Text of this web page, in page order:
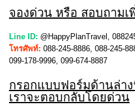
จองด่วน หรือ สอบถามเ
Line ID: @HappyPlanTravel,
โทรศัพท์: 088-245-8886, 088-245-
099-178-9996, 099-674-8887
กรอกแบบฟอร์มด้านล่า
เราจะตอบกลับโดยด่วน